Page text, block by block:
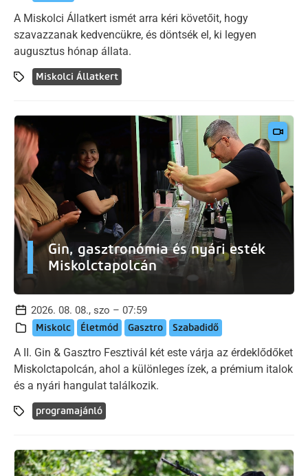
A Miskolci Állatkert ismét arra kéri követőit, hogy
szavazzanak kedvencükre, és döntsék el, ki legyen
augusztus hónap állata.
Miskolci Állatkert
Gin, gasztronómia és nyári esték
Miskolctapolcán
2026. 08. 08., szo – 07:59
Miskolc Életmód Gasztro Szabadidő
A II. Gin & Gasztro Fesztivál két este várja az érdeklődőket
Miskolctapolcán, ahol a különleges ízek, a prémium italok
és a nyári hangulat találkozik.
programajánló